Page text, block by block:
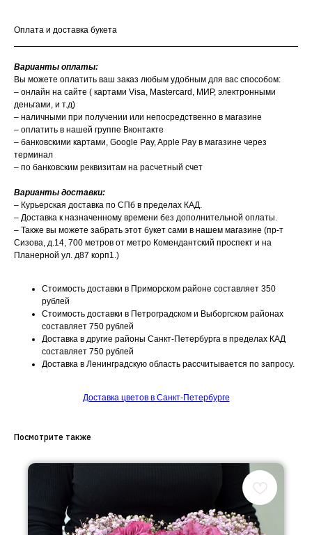
Оплата и доставка букета
Варианты оплаты:
Вы можете оплатить ваш заказ любым удобным для вас способом:
– онлайн на сайте ( картами Visa, Mastercard, МИР, электронными
деньгами, и т.д)
– наличными при получении или непосредственно в магазине
– оплатить в нашей группе Вконтакте
– банковскими картами, Google Pay, Apple Pay в магазине через
терминал
– по банковским реквизитам на расчетный счет
Варианты доставки:
– Курьерская доставка по СПб в пределах КАД.
– Доставка к назначенному времени без дополнительной оплаты.
– Также вы можете забрать этот букет сами в нашем магазине (пр-т
Сизова, д.14, 700 метров от метро Комендантский проспект и на
Планерной ул. д87 корп1.)
Стоимость доставки в Приморском районе составляет 350
рублей
Стоимость доставки в Петроградском и Выборгском районах
составляет 750 рублей
Доставка в другие районы Санкт-Петербурга в пределах КАД
составляет 750 рублей
Доставка в Ленинградскую область рассчитывается по запросу.
Доставка цветов в Санкт-Петербурге
Посмотрите также